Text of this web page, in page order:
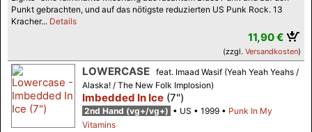
Punkt gebrachten, und auf das nötigste reduzierten US Punk Rock. 13
Kracher... Details
11,90 €
(zzgl. Versandkosten)
LOWERCASE feat. Imaad Wasif (Yeah Yeah Yeahs /
Alaska! / The New Folk Implosion)
Imbedded In Ice (7")
2nd Hand (vg+/vg+) US 1999
Punk In My
Vitamins